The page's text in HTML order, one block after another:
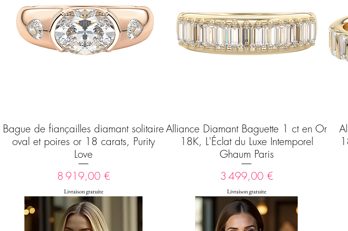
Aperçu rapide
Bague de fiançailles diamant solitaire
oval et poires or 18 carats, Purity
Love
Prix
8 919,00 €
Livraison gratuite
Aperçu rapide
Alliance Diamant Baguette 1 ct en Or
18K, L'Éclat du Luxe Intemporel
Ghaum Paris
Prix
3 499,00 €
Livraison gratuite